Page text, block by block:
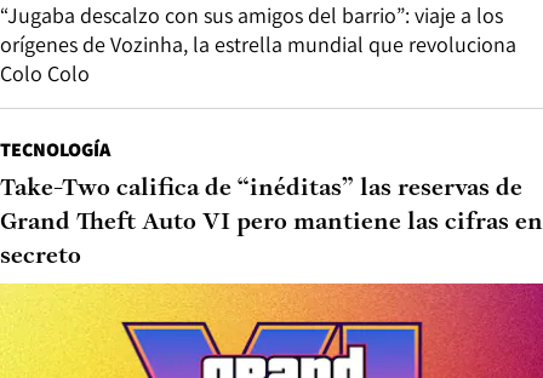
“Jugaba descalzo con sus amigos del barrio”: viaje a los
orígenes de Vozinha, la estrella mundial que revoluciona
Colo Colo
TECNOLOGÍA
Take-Two califica de “inéditas” las reservas de
Grand Theft Auto VI pero mantiene las cifras en
secreto